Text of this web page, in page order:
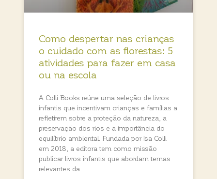
Como despertar nas crianças
o cuidado com as florestas: 5
atividades para fazer em casa
ou na escola
A Colli Books reúne uma seleção de livros
infantis que incentivam crianças e famílias a
refletirem sobre a proteção da natureza, a
preservação dos rios e a importância do
equilíbrio ambiental. Fundada por Isa Colli
em 2018, a editora tem como missão
publicar livros infantis que abordam temas
relevantes da